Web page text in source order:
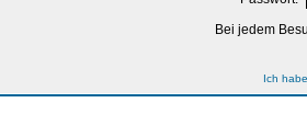
Bei jedem
Ich